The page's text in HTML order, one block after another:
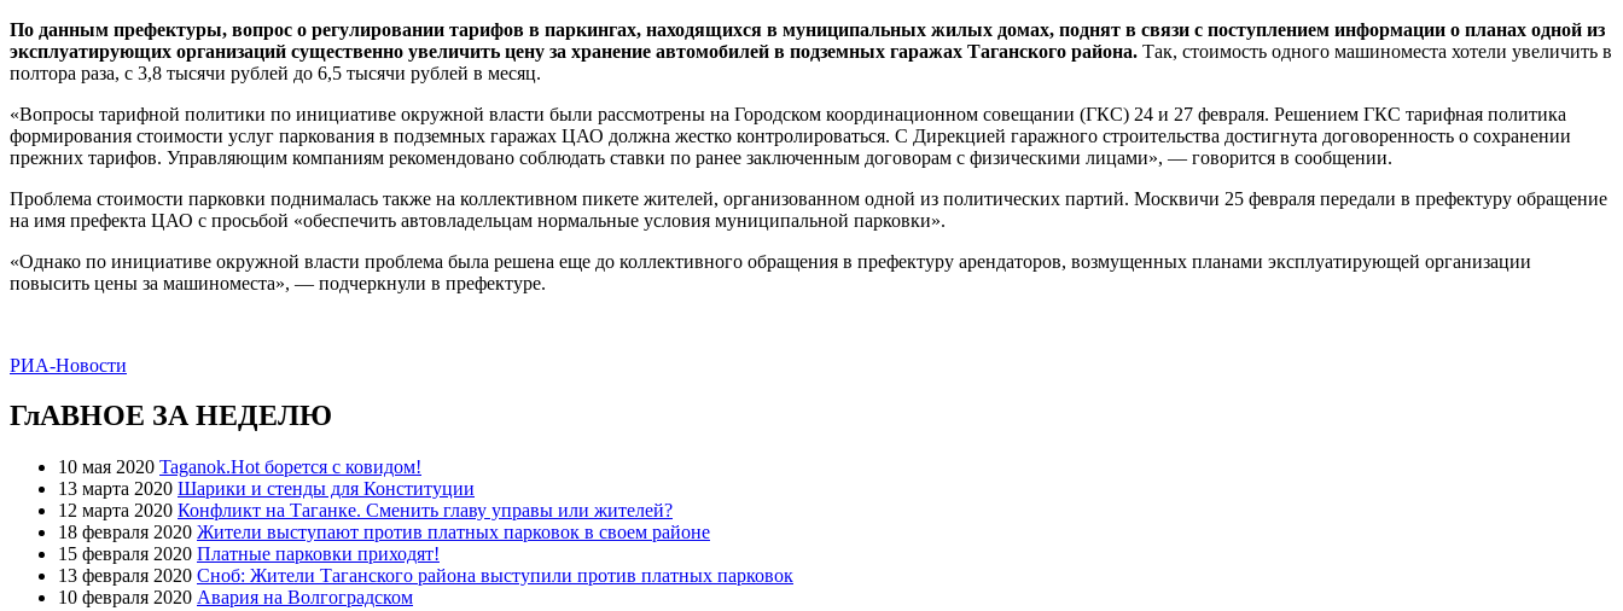
По данным префектуры, вопрос о регулировании тарифов в паркингах, находящихся в муниципальных жилых домах, поднят в связи с поступлением информации о планах одной из
эксплуатирующих организаций существенно увеличить цену за хранение автомобилей в подземных гаражах Таганского района. Так, стоимость одного машиноместа хотели увеличить в
полтора раза, с 3,8 тысячи рублей до 6,5 тысячи рублей в месяц.
«Вопросы тарифной политики по инициативе окружной власти были рассмотрены на Городском координационном совещании (ГКС) 24 и 27 февраля. Решением ГКС тарифная политика
формирования стоимости услуг паркования в подземных гаражах ЦАО должна жестко контролироваться. С Дирекцией гаражного строительства достигнута договоренность о сохранении
прежних тарифов. Управляющим компаниям рекомендовано соблюдать ставки по ранее заключенным договорам с физическими лицами», — говорится в сообщении.
Проблема стоимости парковки поднималась также на коллективном пикете жителей, организованном одной из политических партий. Москвичи 25 февраля передали в префектуру обращение
на имя префекта ЦАО с просьбой «обеспечить автовладельцам нормальные условия муниципальной парковки».
«Однако по инициативе окружной власти проблема была решена еще до коллективного обращения в префектуру арендаторов, возмущенных планами эксплуатирующей организации
повысить цены за машиноместа», — подчеркнули в префектуре.
РИА-Новости
ГлАВНОЕ ЗА НЕДЕЛЮ
10 мая 2020 Taganok.Hot борется с ковидом!
13 марта 2020 Шарики и стенды для Конституции
12 марта 2020 Конфликт на Таганке. Сменить главу управы или жителей?
18 февраля 2020 Жители выступают против платных парковок в своем районе
15 февраля 2020 Платные парковки приходят!
13 февраля 2020 Сноб: Жители Таганского района выступили против платных парковок
10 февраля 2020 Авария на Волгоградском